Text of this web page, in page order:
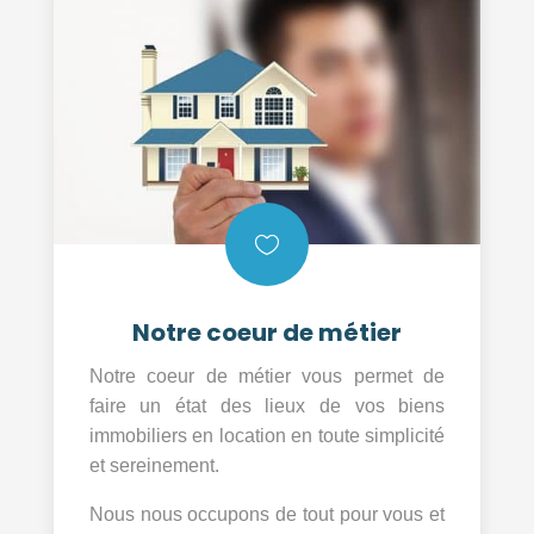

Notre coeur de métier
Notre coeur de métier vous permet de
faire un état des lieux de vos biens
immobiliers en location en toute simplicité
et sereinement.
Nous nous occupons de tout pour vous et